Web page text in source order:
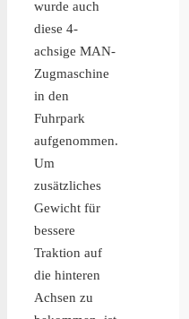
wurde auch
diese 4-
achsige MAN-
Zugmaschine
in den
Fuhrpark
aufgenommen.
Um
zusätzliches
Gewicht für
bessere
Traktion auf
die hinteren
Achsen zu